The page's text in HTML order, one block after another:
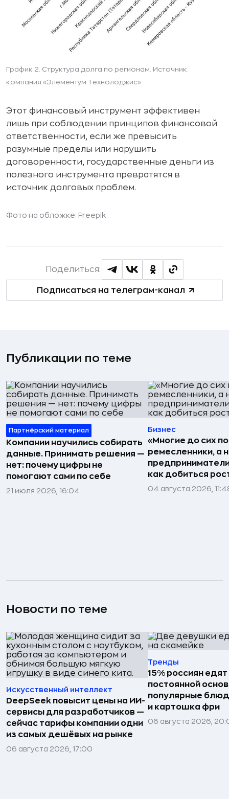
График 2. Структура долга по регионам. Источник:
компания «Элементум Технолоджис»
Этот финансовый инструмент эффективен
лишь при соблюдении принципов финансовой
ответственности, если же превысить
разумные пределы или нарушить
договоренности, государственные деньги из
полезного инструмента превратятся в
источник долговых проблем.
Фото на обложке: Freepik
Подписаться на телеграм-канал
Поделиться:
Публикации по теме
Партнёрский материал
Компании научились собирать
данные. Принимать решения —
нет: почему цифры не
помогают сами по себе
21 июля 2026, 16:04
Бизнес
«Многие до сих
ремесленники, а
как добиться
04 августа 2026,
Новости по теме
Искусственный интеллект
DeepSeek повысит цены на ИИ-
сервисы для разработчиков —
сейчас тарифы компании одни
из самых дешёвых на рынке
06 августа 2026, 17:00
Тренды
15% россиян
постоянной
популярные
и картошка фри
06 августа 2026,